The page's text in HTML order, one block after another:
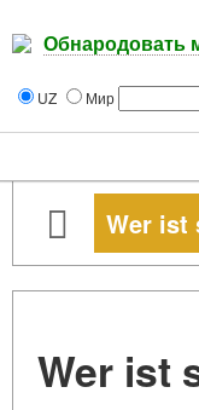
Обнародовать
UZ Мир
Wer ist
Wer ist